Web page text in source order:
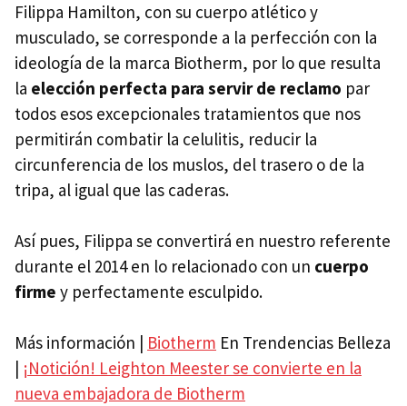
Filippa Hamilton, con su cuerpo atlético y
musculado, se corresponde a la perfección con la
ideología de la marca Biotherm, por lo que resulta
la elección perfecta para servir de reclamo par
todos esos excepcionales tratamientos que nos
permitirán combatir la celulitis, reducir la
circunferencia de los muslos, del trasero o de la
tripa, al igual que las caderas.
Así pues, Filippa se convertirá en nuestro referente
durante el 2014 en lo relacionado con un cuerpo
firme y perfectamente esculpido.
Más información | Biotherm En Trendencias Belleza
| ¡Notición! Leighton Meester se convierte en la
nueva embajadora de Biotherm